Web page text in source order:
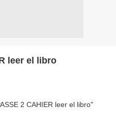
leer el libro